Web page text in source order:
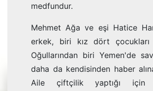
medfundur.
Mehmet Ağa ve eşi Hatice
erkek, biri kız dört çocukları
Oğullarından biri Yemen'de
daha da kendisinden haber
Aile çiftçilik yaptığı için